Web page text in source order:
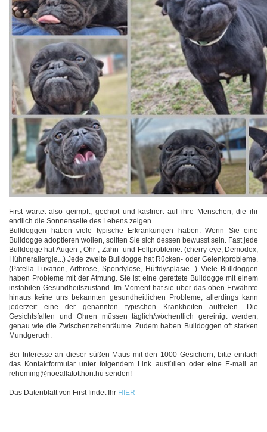
First wartet also geimpft, gechipt und kastriert auf ihre Menschen, die ihr
endlich die Sonnenseite des Lebens zeigen.
Bulldoggen haben viele typische Erkrankungen haben. Wenn Sie eine
Bulldogge adoptieren wollen, sollten Sie sich dessen bewusst sein. Fast jede
Bulldogge hat Augen-, Ohr-, Zahn- und Fellprobleme. (cherry eye, Demodex,
Hühnerallergie...) Jede zweite Bulldogge hat Rücken- oder Gelenkprobleme.
(Patella Luxation, Arthrose, Spondylose, Hüftdysplasie...) Viele Bulldoggen
haben Probleme mit der Atmung. Sie ist eine gerettete Bulldogge mit einem
instabilen Gesundheitszustand. Im Moment hat sie über das oben Erwähnte
hinaus keine uns bekannten gesundheitlichen Probleme, allerdings kann
jederzeit eine der genannten typischen Krankheiten auftreten. Die
Gesichtsfalten und Ohren müssen täglich/wöchentlich gereinigt werden,
genau wie die Zwischenzehenräume. Zudem haben Bulldoggen oft starken
Mundgeruch.
Bei Interesse an dieser süßen Maus mit den 1000 Gesichern, bitte einfach
das Kontaktformular unter folgendem Link ausfüllen oder eine E-mail an
rehoming@noeallatotthon.hu senden!
Das Datenblatt von First findet Ihr HIER